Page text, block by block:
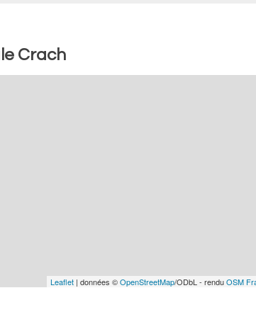
Crach
Leaflet | données ©OpenStreetMap/ODbL - renduOSM